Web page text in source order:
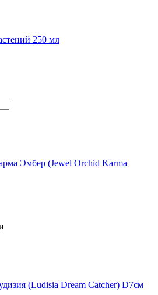
250 мл
Эмбер (Jewel Orchid Karma
(Ludisia Dream Catcher) D7см